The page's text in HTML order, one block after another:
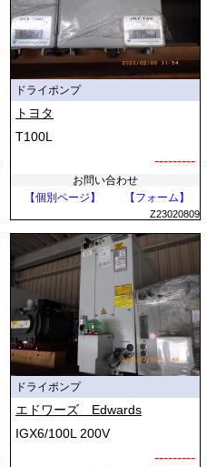
ドライポンプ
トヨタ
T100L
---------
お問い合わせ
【個別ページ】
【フォーム】
Z23020809
ドライポンプ
エドワーズ Edwards
IGX6/100L 200V
---------